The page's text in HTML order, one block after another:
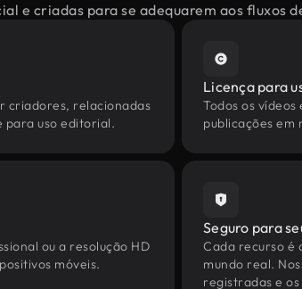
e criadas para se adequarem aos fluxos
criadores, relacionadas
uso editorial.
Licença para
Todos os
publicações em
ou a resolução HD
móveis.
Seguro para
Cada recurso é
mundo real.
registradas e